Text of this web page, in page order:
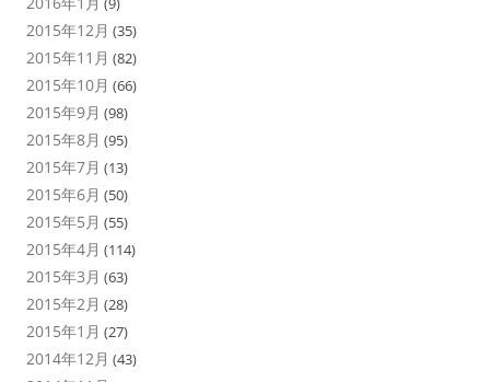
2015年12月 (35)
2015年11月 (82)
2015年10月 (66)
2015年9月 (98)
2015年8月 (95)
2015年7月 (13)
2015年6月 (50)
2015年5月 (55)
2015年4月 (114)
2015年3月 (63)
2015年2月 (28)
2015年1月 (27)
2014年12月 (43)